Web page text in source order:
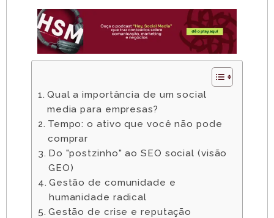
Qual a importância de um social
media para empresas?
Tempo: o ativo que você não pode
comprar
Do "postzinho" ao SEO social (visão
GEO)
Gestão de comunidade e
humanidade radical
Gestão de crise e reputação